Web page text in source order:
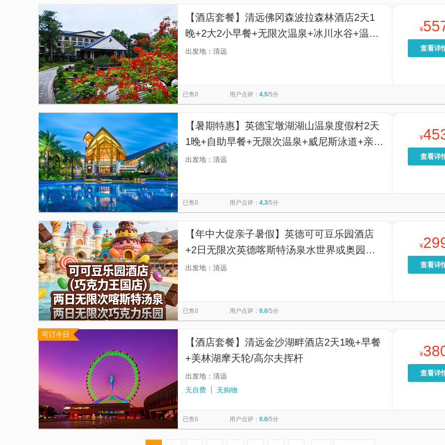
【酒店套餐】清远佛冈森波拉森林酒店2天1
晚+2大2小早餐+无限次温泉+冰川水谷+温泉
+奇妙世界一票通畅玩
出发地：清远
¥
查看详
已售0 用户点评： 4.5/5分
【暑期特惠】英德宝墩湖湖山温泉度假村2天
1晚+自助早餐+无限次温泉+威尼斯泳道+亲亲
鱼疗+干湿蒸+石板床
出发地：清远
¥
查看详
已售0 用户点评： 4.3/5分
【年中大促亲子暑假】英德可可豆乐园酒店
+2日无限次英德喀斯特汤泉水世界或奥园英
德巧克力乐园，赠山地车体验
出发地：清远
¥
查看详
已售0 用户点评： 0.0/5分
可订今日
【酒店套餐】清远金沙湖畔酒店2天1晚+早餐
+美林湖摩天轮/高尔夫挥杆
出发地：清远
无自费
无购物
¥
查看详
已售0 用户点评： 0.0/5分